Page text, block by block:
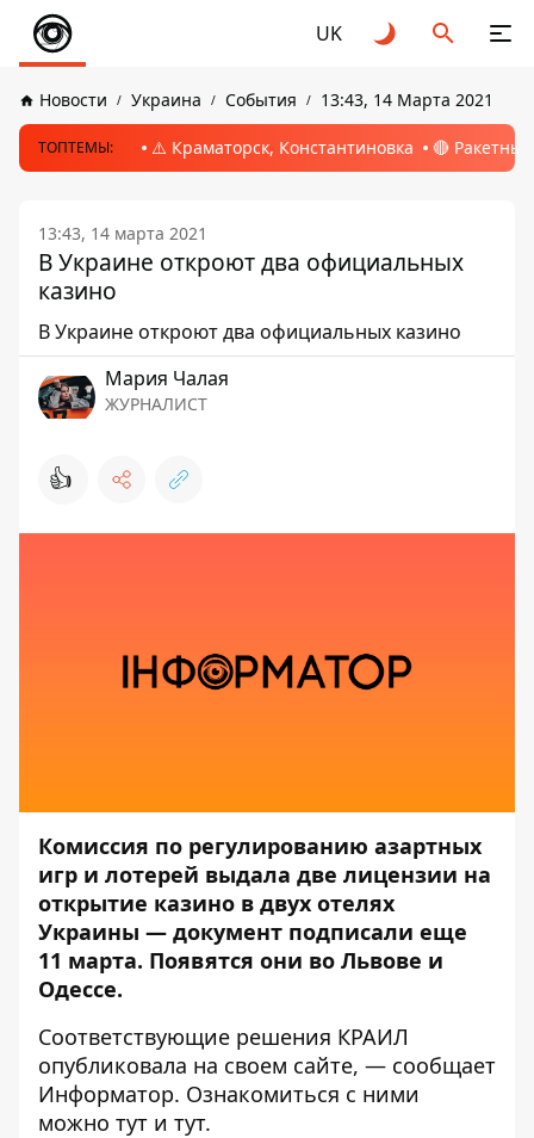
UK
Новости Украина События 13:43, 14 Марта 2021
ТОПТЕМЫ: ⚠️ Краматорск, Константиновка 🔴
13:43, 14 марта 2021
В Украине откроют два официальных
казино
В Украине откроют два официальных казино
Мария Чалая
ЖУРНАЛИСТ
👍
Комиссия по регулированию азартных
игр и лотерей выдала две лицензии на
открытие казино в двух отелях
Украины — документ подписали еще
11 марта. Появятся они во Львове и
Одессе.
Соответствующие решения КРАИЛ
опубликовала на своем сайте, — сообщает
Информатор. Ознакомиться с ними
можно тут и тут.